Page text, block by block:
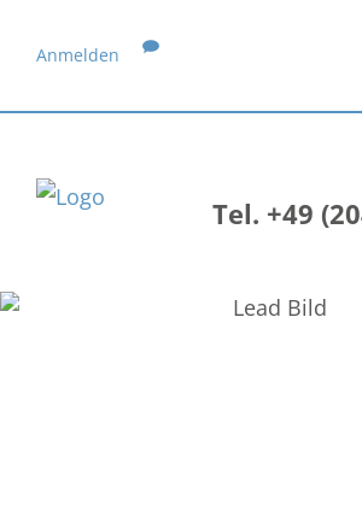
Anmelden
Tel. +49